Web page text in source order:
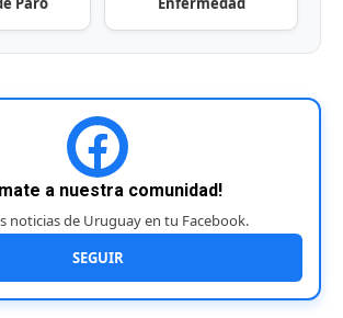
a nuestra comunidad!
noticias de Uruguay en tu Facebook.
SEGUIR